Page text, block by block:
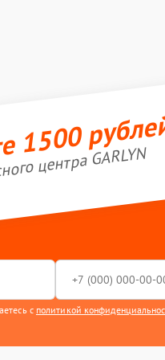
1500
центра GARLYN
с политикой